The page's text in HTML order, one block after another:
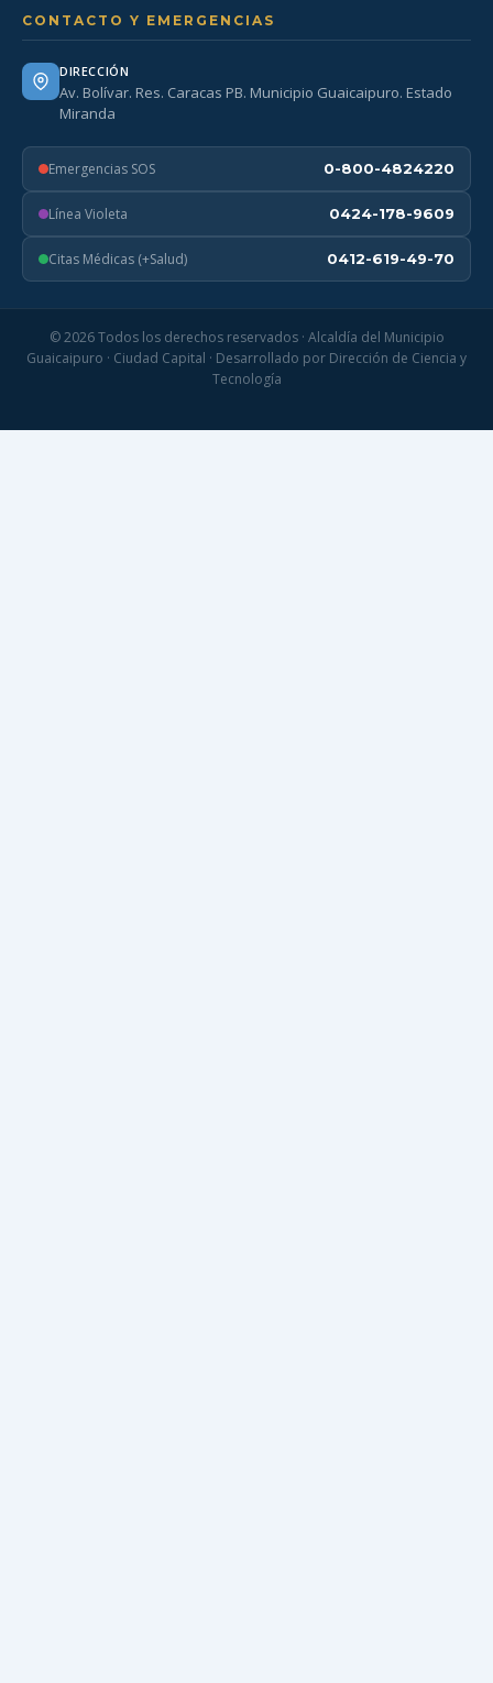
CONTACTO Y EMERGENCIAS
DIRECCIÓN
Av. Bolívar. Res. Caracas PB. Municipio Guaicaipuro. Estado
Miranda
Emergencias SOS 0-800-4824220
Línea Violeta 0424-178-9609
Citas Médicas (+Salud) 0412-619-49-70
© 2026 Todos los derechos reservados · Alcaldía del Municipio
Guaicaipuro · Ciudad Capital · Desarrollado por Dirección de Ciencia y
Tecnología